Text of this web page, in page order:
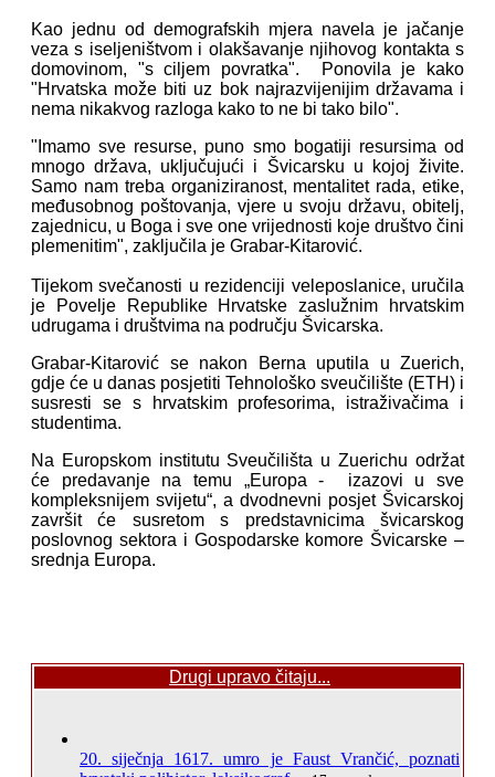
Kao jednu od demografskih mjera navela je jačanje
veza s iseljeništvom i olakšavanje njihovog kontakta s
domovinom, "s ciljem povratka". Ponovila je kako
"Hrvatska može biti uz bok najrazvijenijim državama i
nema nikakvog razloga kako to ne bi tako bilo".
"Imamo sve resurse, puno smo bogatiji resursima od
mnogo država, uključujući i Švicarsku u kojoj živite.
Samo nam treba organiziranost, mentalitet rada, etike,
međusobnog poštovanja, vjere u svoju državu, obitelj,
zajednicu, u Boga i sve one vrijednosti koje društvo čini
plemenitim", zaključila je Grabar-Kitarović.
Tijekom svečanosti u rezidenciji veleposlanice, uručila
je Povelje Republike Hrvatske zaslužnim hrvatskim
udrugama i društvima na području Švicarska.
Grabar-Kitarović se nakon Berna uputila u Zuerich,
gdje će u danas posjetiti Tehnološko sveučilište (ETH) i
susresti se s hrvatskim profesorima, istraživačima i
studentima.
Na Europskom institutu Sveučilišta u Zuerichu održat
će predavanje na temu „Europa - izazovi u sve
kompleksnijem svijetu“, a dvodnevni posjet Švicarskoj
završit će susretom s predstavnicima švicarskog
poslovnog sektora i Gospodarske komore Švicarske –
srednja Europa.
Drugi upravo čitaju...
20. siječnja 1617. umro je Faust Vrančić, poznati